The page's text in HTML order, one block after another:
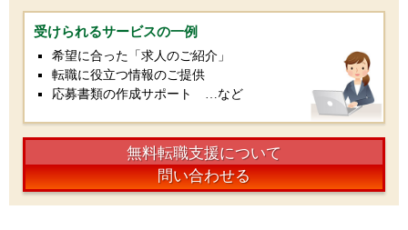
受けられるサービスの一例
希望に合った「求人のご紹介」
転職に役立つ情報のご提供
応募書類の作成サポート …など
無料転職支援について
問い合わせる